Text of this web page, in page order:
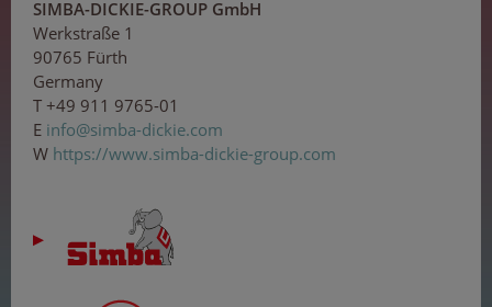
SIMBA-DICKIE-GROUP GmbH
Werkstraße 1
90765 Fürth
Germany
T +49 911 9765-01
E info@simba-dickie.com
W https://www.simba-dickie-group.com